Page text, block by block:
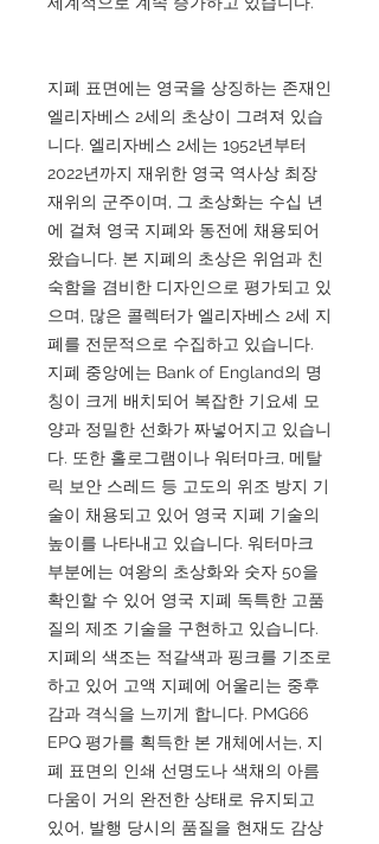
지폐 표면에는 영국을 상징하는 존재인
엘리자베스 2세의 초상이 그려져 있습
니다. 엘리자베스 2세는 1952년부터
2022년까지 재위한 영국 역사상 최장
재위의 군주이며, 그 초상화는 수십 년
에 걸쳐 영국 지폐와 동전에 채용되어
왔습니다. 본 지폐의 초상은 위엄과 친
숙함을 겸비한 디자인으로 평가되고 있
으며, 많은 콜렉터가 엘리자베스 2세 지
폐를 전문적으로 수집하고 있습니다.
지폐 중앙에는 Bank of England의 명
칭이 크게 배치되어 복잡한 기요셰 모
양과 정밀한 선화가 짜넣어지고 있습니
다. 또한 홀로그램이나 워터마크, 메탈
릭 보안 스레드 등 고도의 위조 방지 기
술이 채용되고 있어 영국 지폐 기술의
높이를 나타내고 있습니다. 워터마크
부분에는 여왕의 초상화와 숫자 50을
확인할 수 있어 영국 지폐 독특한 고품
질의 제조 기술을 구현하고 있습니다.
지폐의 색조는 적갈색과 핑크를 기조로
하고 있어 고액 지폐에 어울리는 중후
감과 격식을 느끼게 합니다. PMG66
EPQ 평가를 획득한 본 개체에서는, 지
폐 표면의 인쇄 선명도나 색채의 아름
다움이 거의 완전한 상태로 유지되고
있어, 발행 당시의 품질을 현재도 감상